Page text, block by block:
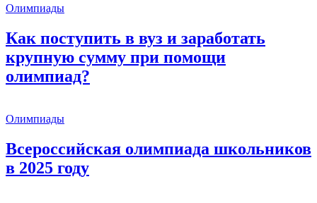
Олимпиады
Как поступить в вуз и заработать
крупную сумму при помощи
олимпиад?
Олимпиады
Всероссийская олимпиада школьников
в 2025 году